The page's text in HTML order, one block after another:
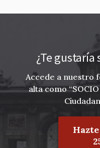
¿Te gustaría
Accede a nuestro
alta como